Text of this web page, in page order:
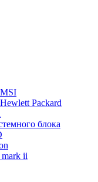
Packard
блока
ii